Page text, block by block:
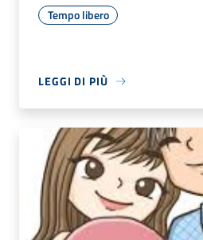
Tempo libero
LEGGI DI PIÙ